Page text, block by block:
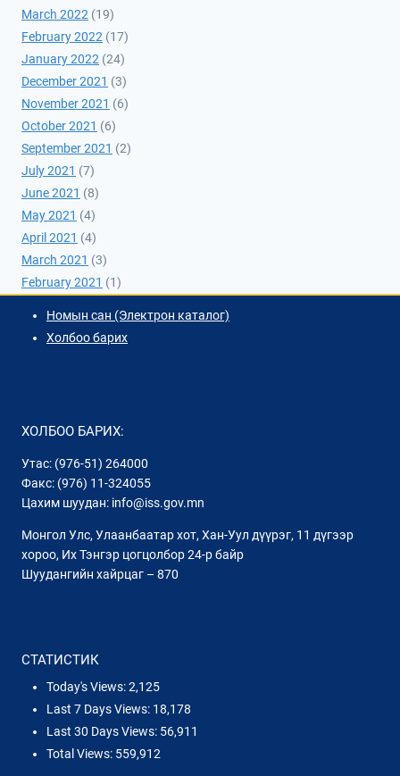
March 2022 (19)
February 2022 (17)
January 2022 (24)
December 2021 (3)
November 2021 (6)
October 2021 (6)
September 2021 (2)
July 2021 (7)
June 2021 (8)
May 2021 (4)
April 2021 (4)
March 2021 (3)
February 2021 (1)
Номын сан (Электрон каталог)
Холбоо барих
ХОЛБОО БАРИХ:
Утас: (976-51) 264000
Факс: (976) 11-324055
Цахим шуудан: info@iss.gov.mn
Монгол Улс, Улаанбаатар хот, Хан-Уул дүүрэг, 11 дүгээр
хороо, Их Тэнгэр цогцолбор 24-р байр
Шуудангийн хайрцаг – 870
СТАТИСТИК
Today's Views:2,125
Last 7 Days Views: 18,178
Last 30 Days Views: 56,911
Total Views: 559,912